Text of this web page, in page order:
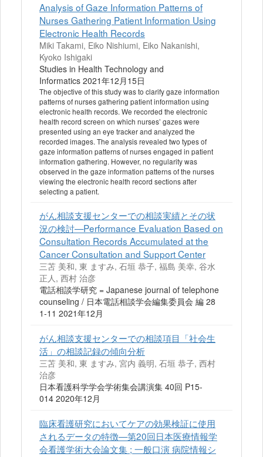
Analysis of Gaze Information Patterns of
Nurses Gathering Patient Information Using
Electronic Health Records
Miki Takami, Eiko Nishiumi, Eiko Nakanishi,
Kyoko Ishigaki
Studies in Health Technology and
Informatics 2021年12月15日
The objective of this study was to clarify gaze information
patterns of nurses gathering patient information using
electronic health records. We recorded the electronic
health record screen on which nurses’ gazes were
presented using an eye tracker and analyzed the
recorded images. The analysis revealed two types of
gaze information patterns of nurses engaged in patient
information gathering. However, no regularity was
observed in the gaze information patterns of the nurses
viewing the electronic health record sections after
selecting a patient.
がん相談支援センターでの相談実績とその状
況の検討—Performance Evaluation Based on
Consultation Records Accumulated at the
Cancer Consultation and Support Center
三苫 美和, 東 ますみ, 石垣 恭子, 福島 美幸, 谷水
正人, 西村 治彦
電話相談学研究 = Japanese journal of telephone
counseling / 日本電話相談学会編集委員会 編 28
1-11 2021年12月
がん相談支援センターでの相談項目「社会生
活」の相談記録の傾向分析
三苫 美和, 東 ますみ, 宮内 義明, 石垣 恭子, 西村
治彦
日本看護科学学会学術集会講演集 40回 P15-
014 2020年12月
臨床看護研究においてケアの効果検証に使用
されるデータの特徴—第20回日本医療情報学
会看護学術大会論文集 ; 一般口演 病院情報シ